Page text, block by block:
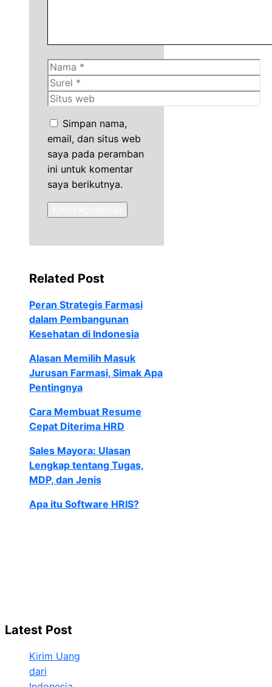
Nama
Surel
Situs
Simpan nama,
email, dan situs web
saya pada peramban
ini untuk komentar
saya berikutnya.
Related Post
Peran Strategis Farmasi
dalam Pembangunan
Kesehatan di Indonesia
Alasan Memilih Masuk
Jurusan Farmasi, Simak Apa
Pentingnya
Cara Membuat Resume
Cepat Diterima HRD
Sales Mayora: Ulasan
Lengkap tentang Tugas,
MDP, dan Jenis
Apa itu Software HRIS?
Latest Post
Kirim Uang
dari